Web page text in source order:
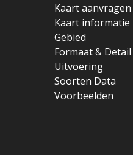
Kaart aanvragen
Kaart informatie
Gebied
Formaat & Detail
Uitvoering
Soorten Data
Voorbeelden